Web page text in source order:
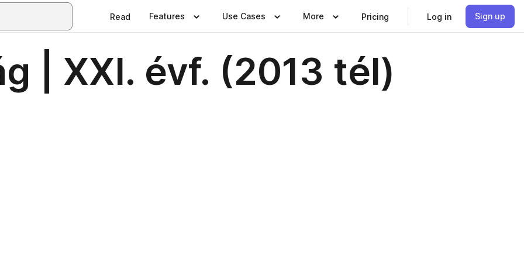
Read Features Use Cases More Pricing Log in Sign up
| XXI. évf. (2013 tél)